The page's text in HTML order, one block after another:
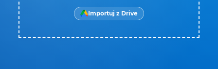
Importuj z Drive